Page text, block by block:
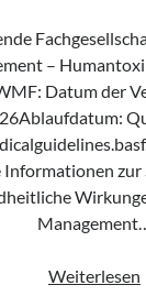
–
Datum der
zur
Weiterlesen